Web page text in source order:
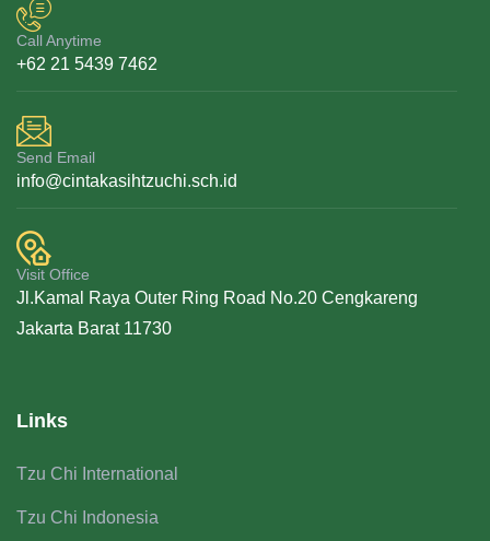
Call Anytime
+62 21 5439 7462
Send Email
info@cintakasihtzuchi.sch.id
Visit Office
Jl.Kamal Raya Outer Ring Road No.20 Cengkareng
Jakarta Barat 11730
Links
Tzu Chi International
Tzu Chi Indonesia